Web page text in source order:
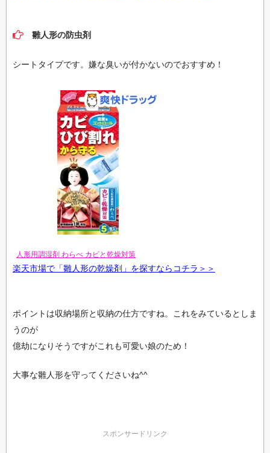
雛人形の防虫剤
シートタイプです。嫌な臭いが付かないのでおすすめ！
人形用調湿剤 わらべ カビと乾燥対策
楽天市場で「雛人形の乾燥剤」を探すならコチラ＞＞
ポイントは収納場所と収納の仕方ですね。これをみているとしま
うのが
億劫になりそうですがこれも可愛い娘のため！
大事な雛人形を守ってくださいね^^
スポンサードリンク